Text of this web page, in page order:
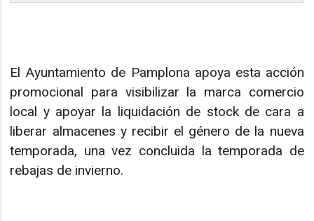
El Ayuntamiento de Pamplona apoya esta acción
promocional para visibilizar la marca comercio
local y apoyar la liquidación de stock de cara a
liberar almacenes y recibir el género de la nueva
temporada, una vez concluida la temporada de
rebajas de invierno.